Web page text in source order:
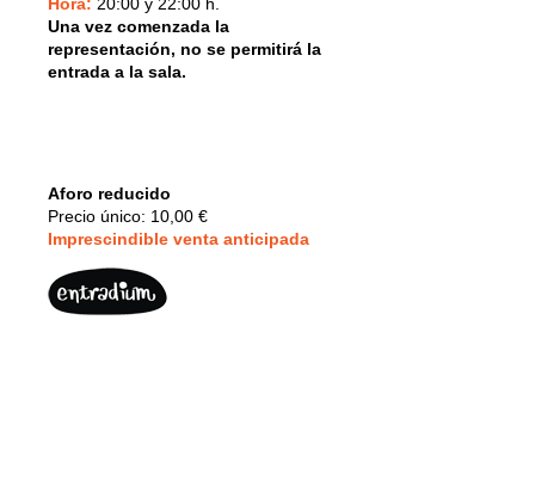
Una vez comenzada la
representación, no se permitirá la
entrada a la sala.
Aforo reducido
Precio único: 10,00 €
Imprescindible venta anticipada